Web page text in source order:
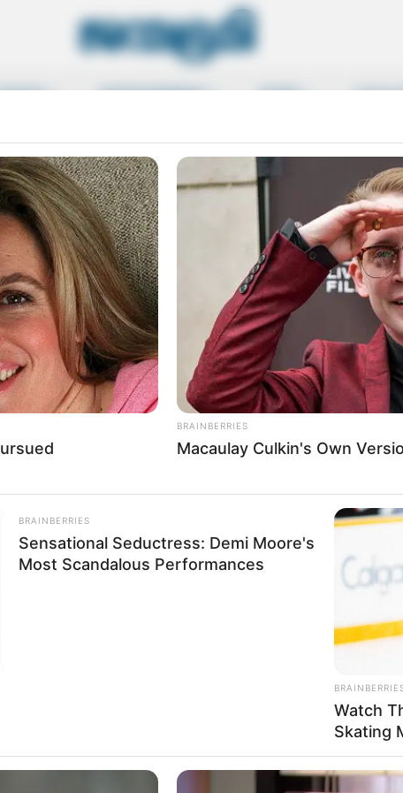
ENTERTAINMENT MORE LOCAL
Contact Us